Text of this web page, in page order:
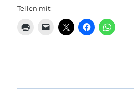
Teilen mit: